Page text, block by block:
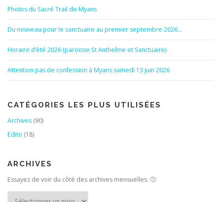
Photos du Sacré Trail de Myans
Du nouveau pour le sanctuaire au premier septembre 2026…
Horaire d’été 2026 (paroisse St Anthelme et Sanctuaire)
Attention pas de confession à Myans samedi 13 juin 2026
CATÉGORIES LES PLUS UTILISÉES
Archives (90)
Edito (18)
ARCHIVES
Essayez de voir du côté des archives mensuelles. 🙂